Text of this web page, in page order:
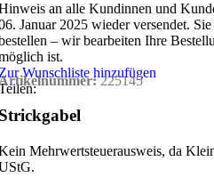
an alle Kundinnen und
Januar 2025 wieder versendet.
– wir bearbeiten Ihre
ist.
Wunschliste hinzufügen
225145
Mehrwertsteuerausweis, da